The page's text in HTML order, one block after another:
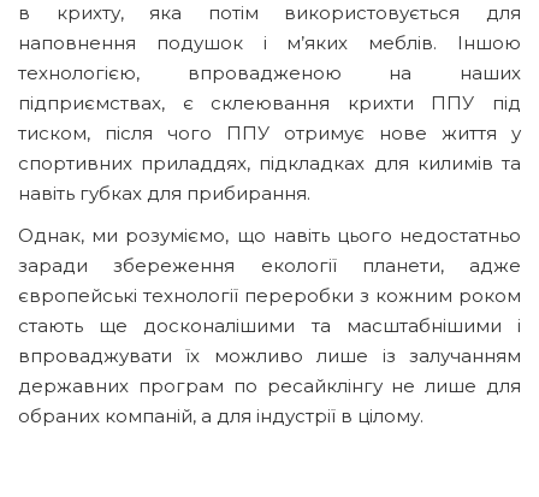
в крихту, яка потім використовується для
наповнення подушок і м’яких меблів. Іншою
технологією, впровадженою на наших
підприємствах, є склеювання крихти ППУ під
тиском, після чого ППУ отримує нове життя у
спортивних приладдях, підкладках для килимів та
навіть губках для прибирання.
Однак, ми розуміємо, що навіть цього недостатньо
заради збереження екології планети, адже
європейські технології переробки з кожним роком
стають ще досконалішими та масштабнішими і
впроваджувати їх можливо лише із залучанням
державних програм по ресайклінгу не лише для
обраних компаній, а для індустрії в цілому.